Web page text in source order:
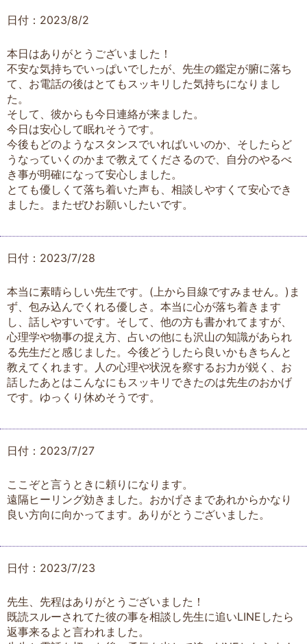
日付：2023/8/2
本日はありがとうございました！
不安な気持ちでいっぱいでしたが、先生の鑑定が腑に落ち
て、お電話の後はとてもスッキリした気持ちになりまし
た。
そして、彼からも今日連絡が来ました。
今日は安心して眠れそうです。
今後もどのようなスタンスでいればいいのか、そしたらど
うなっていくのかまで教えてくださるので、自分のやるべ
き事が明確になって安心しました。
とても優しくて落ち着いた声も、相談しやすくて安心でき
ました。またぜひお願いしたいです。
日付：2023/7/28
本当に素晴らしい先生です。(上から目線ですみません。)ま
ず、包み込んでくれる優しさ。本当に心が落ち着きます
し、話しやすいです。そして、他の方も書かれてますが、
心理学や物事の捉え方、占いの他にも沢山の知識があられ
る先生だと感じました。今後どうしたら良いかもきちんと
教えてくれます。人の心理や状況を察するお力が鋭く、お
話したあとはこんなにもスッキリできたのは先生のおかげ
です。ゆっくり休めそうです。
日付：2023/7/27
ここぞと言うときに頼りになります。
遠隔ヒーリング効きました。おかげさまであれからかなり
良い方向に向かってます。ありがとうございました。
日付：2023/7/23
先生、先程はありがとうございました！
既読スルーされてた彼の事を相談し先生に追いLINEしたら
返事来るよと言われました。